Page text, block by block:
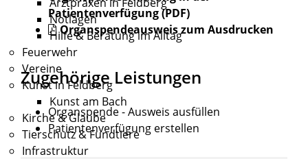
Notlagen
Hilfe & Beratung im Alltag
Feuerwehr
Vereine
Kunst in Feldberg
Kunst am Bach
Kirche & Glaube
Tierschutz & Fundtiere
Infrastruktur
Patientenverfügung (PDF)
Organspendeausweis zum Ausdrucken
Zugehörige Leistungen
Organspende - Ausweis ausfüllen
Patientenverfügung erstellen